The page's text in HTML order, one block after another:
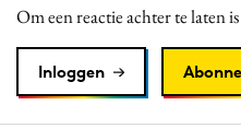
Purpose Marketing
Reputatie & crisis
Om een reactie achter te laten
Inloggen